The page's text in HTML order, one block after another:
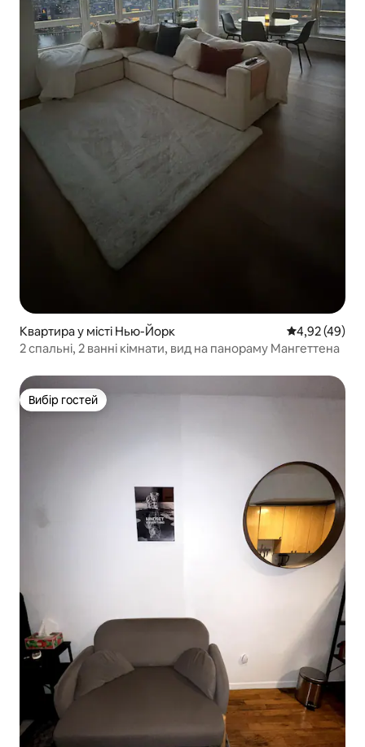
Квартира у місті Нью-Йорк Середня
4,92 (49)
2 спальні, 2 ванні кімнати, вид на панораму Мангеттена
Вибір гостей
Вибір гостей